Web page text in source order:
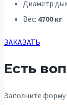
Диаметр
Вес: 4700 кг
ЗАКАЗАТЬ
Есть
Заполните форму